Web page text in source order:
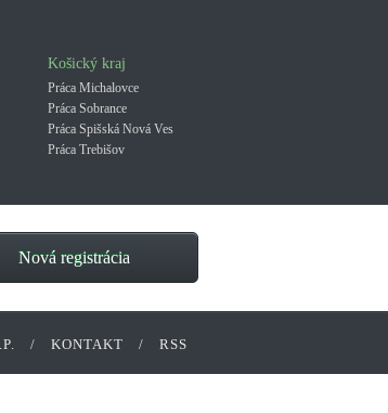
Košický kraj
Práca Michalovce
Práca Sobrance
Práca Spišská Nová Ves
Práca Trebišov
Nová registrácia
/ KONTAKT / RSS